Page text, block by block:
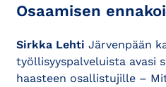
Osaamisen
Sirkka Lehti Järvenpään
työllisyyspalveluista avasi
haasteen osallistujille –